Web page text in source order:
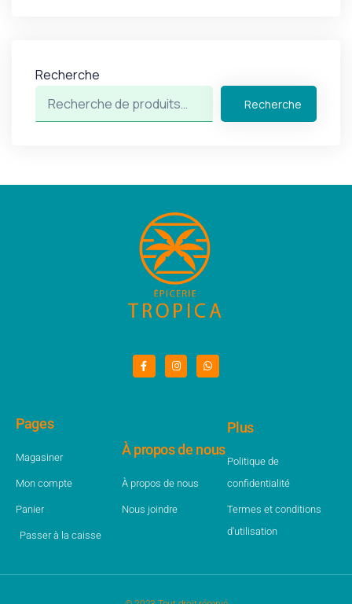
Recherche
Recherche
Pages
Magasiner
Mon compte
Panier
Passer à la caisse
À propos de nous
À propos de nous
Nous joindre
Plus
Politique de
confidentialité
Termes et conditions
d'utilisation